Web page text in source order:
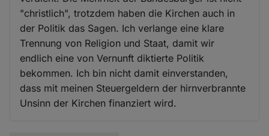
"christlich", trotzdem haben die Kirchen auch in
der Politik das Sagen. Ich verlange eine klare
Trennung von Religion und Staat, damit wir
endlich eine von Vernunft diktierte Politik
bekommen. Ich bin nicht damit einverstanden,
dass mit meinen Steuergeldern der hirnverbrannte
Unsinn der Kirchen finanziert wird.